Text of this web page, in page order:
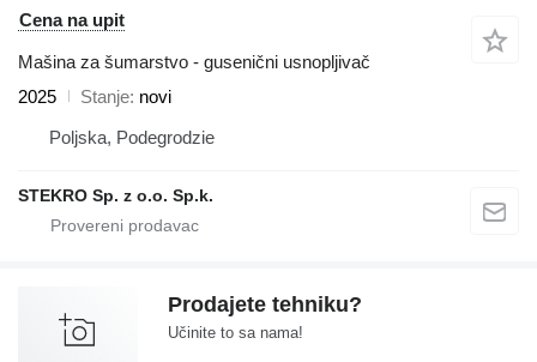
Cena na upit
Mašina za šumarstvo - gusenični usnopljivač
2025
Stanje novi
Poljska, Podegrodzie
STEKRO Sp. z o.o. Sp.k.
Prodajete tehniku?
Učinite to sa nama!